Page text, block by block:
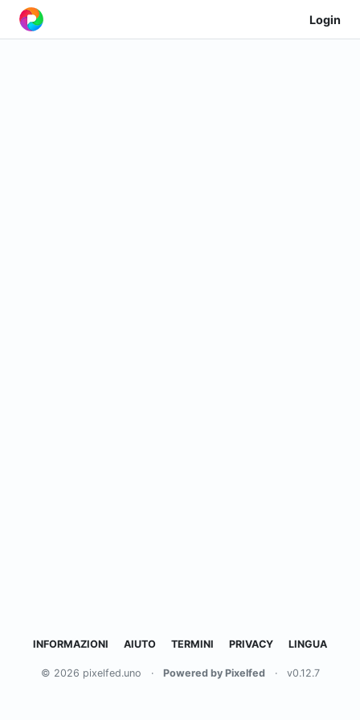
Login
INFORMAZIONI AIUTO TERMINI PRIVACY LINGUA
© 2026 pixelfed.uno · Powered by Pixelfed · v0.12.7